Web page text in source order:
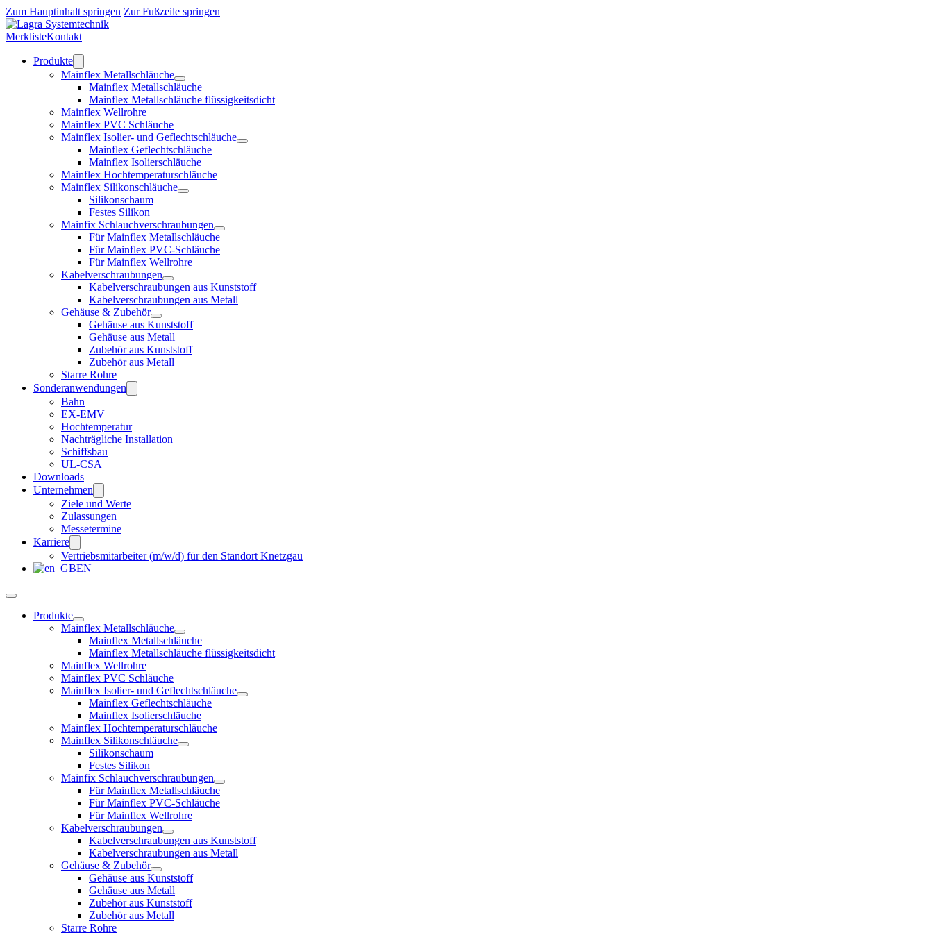
Zum Hauptinhalt springen Zur Fußzeile springen
MerklisteKontakt
Produkte
Mainflex Metallschläuche
Mainflex Metallschläuche
Mainflex Metallschläuche flüssigkeitsdicht
Mainflex Wellrohre
Mainflex PVC Schläuche
Mainflex Isolier- und Geflechtschläuche
Mainflex Geflechtschläuche
Mainflex Isolierschläuche
Mainflex Hochtemperaturschläuche
Mainflex Silikonschläuche
Silikonschaum
Festes Silikon
Mainfix Schlauchverschraubungen
Für Mainflex Metallschläuche
Für Mainflex PVC-Schläuche
Für Mainflex Wellrohre
Kabelverschraubungen
Kabelverschraubungen aus Kunststoff
Kabelverschraubungen aus Metall
Gehäuse & Zubehör
Gehäuse aus Kunststoff
Gehäuse aus Metall
Zubehör aus Kunststoff
Zubehör aus Metall
Starre Rohre
Sonderanwendungen
Bahn
EX-EMV
Hochtemperatur
Nachträgliche Installation
Schiffsbau
UL-CSA
Downloads
Unternehmen
Ziele und Werte
Zulassungen
Messetermine
Karriere
Vertriebsmitarbeiter (m/w/d) für den Standort Knetzgau
EN
Produkte
Mainflex Metallschläuche
Mainflex Metallschläuche
Mainflex Metallschläuche flüssigkeitsdicht
Mainflex Wellrohre
Mainflex PVC Schläuche
Mainflex Isolier- und Geflechtschläuche
Mainflex Geflechtschläuche
Mainflex Isolierschläuche
Mainflex Hochtemperaturschläuche
Mainflex Silikonschläuche
Silikonschaum
Festes Silikon
Mainfix Schlauchverschraubungen
Für Mainflex Metallschläuche
Für Mainflex PVC-Schläuche
Für Mainflex Wellrohre
Kabelverschraubungen
Kabelverschraubungen aus Kunststoff
Kabelverschraubungen aus Metall
Gehäuse & Zubehör
Gehäuse aus Kunststoff
Gehäuse aus Metall
Zubehör aus Kunststoff
Zubehör aus Metall
Starre Rohre